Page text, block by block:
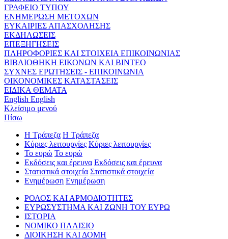
ΓΡΑΦΕΙΟ ΤΥΠΟΥ
ΕΝΗΜΕΡΩΣΗ ΜΕΤΟΧΩΝ
ΕΥΚΑΙΡΙΕΣ ΑΠΑΣΧΟΛΗΣΗΣ
ΕΚΔΗΛΩΣΕΙΣ
ΕΠΕΞΗΓΗΣΕΙΣ
ΠΛΗΡΟΦΟΡΙΕΣ ΚΑΙ ΣΤΟΙΧΕΙΑ ΕΠΙΚΟΙΝΩΝΙΑΣ
ΒΙΒΛΙΟΘΗΚΗ ΕΙΚΟΝΩΝ ΚΑΙ ΒΙΝΤΕΟ
ΣΥΧΝΕΣ ΕΡΩΤΗΣΕΙΣ - ΕΠΙΚΟΙΝΩΝΙΑ
ΟΙΚΟΝΟΜΙΚΕΣ ΚΑΤΑΣΤΑΣΕΙΣ
ΕΙΔΙΚΑ ΘΕΜΑΤΑ
English English
Κλείσιμο μενού
Πίσω
Η Τράπεζα Η Τράπεζα
Κύριες λειτουργίες Κύριες λειτουργίες
Το ευρώ Το ευρώ
Εκδόσεις και έρευνα Εκδόσεις και έρευνα
Στατιστικά στοιχεία Στατιστικά στοιχεία
Ενημέρωση Ενημέρωση
ΡΟΛΟΣ ΚΑΙ ΑΡΜΟΔΙΟΤΗΤΕΣ
ΕΥΡΩΣΥΣΤΗΜΑ ΚΑΙ ΖΩΝΗ ΤΟΥ ΕΥΡΩ
ΙΣΤΟΡΙΑ
ΝΟΜΙΚΟ ΠΛΑΙΣΙΟ
ΔΙΟΙΚΗΣΗ ΚΑΙ ΔΟΜΗ